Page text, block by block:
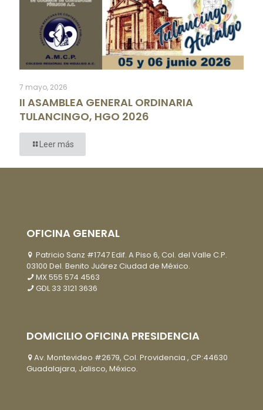
7 mayo, 2026
II ASAMBLEA GENERAL ORDINARIA
TULANCINGO, HGO 2026
Leer más
OFICINA GENERAL
Patricio Sanz #1747 Edif. A Piso 6, Col. del Valle C.P.
03100 Del. Benito Juárez Ciudad de México.
MX555 574 4563
GDL33 3121 3636
DOMICILIO OFICINA PRESIDENCIA
Av. Montevideo #2679, Col. Providencia , CP:44630
Guadalajara, Jalisco, México.